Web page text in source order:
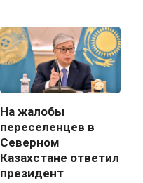
На жалобы
переселенцев в
Северном
Казахстане ответил
президент